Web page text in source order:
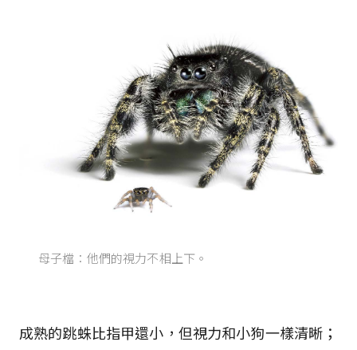
母子檔：他們的視力不相上下。
成熟的跳蛛比指甲還小，但視力和小狗一樣清晰；